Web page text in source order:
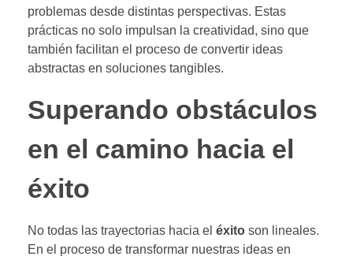
problemas desde distintas perspectivas. Estas
prácticas no solo impulsan la creatividad, sino que
también facilitan el proceso de convertir ideas
abstractas en soluciones tangibles.
Superando obstáculos
en el camino hacia el
éxito
No todas las trayectorias hacia el éxito son lineales.
En el proceso de transformar nuestras ideas en